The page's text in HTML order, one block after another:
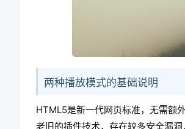
两种播放模式的基础说明
HTML5是新一代网页标准，无需额
老旧的插件技术，存在较多安全漏